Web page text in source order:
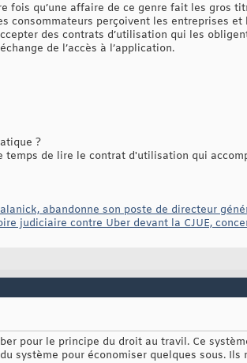
fois qu’une affaire de ce genre fait les gros
consommateurs perçoivent les entreprises
des contrats d’utilisation qui les
de l’accès à l’application.
?
temps de lire le contrat d'utilisation qui
abandonne son poste de directeur
judiciaire contre Uber devant la CJUE,
pour le principe du droit au travil. Ce
système pour économiser quelques sous. Ils